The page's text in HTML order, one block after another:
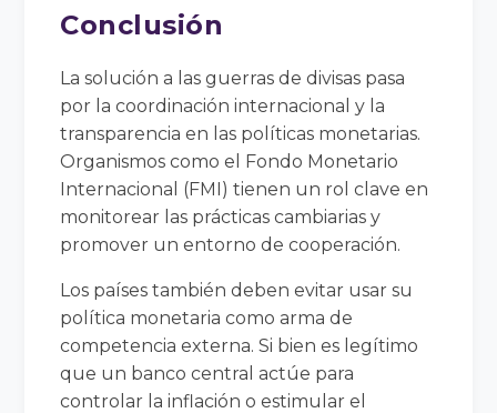
Conclusión
La solución a las guerras de divisas pasa
por la coordinación internacional y la
transparencia en las políticas monetarias.
Organismos como el Fondo Monetario
Internacional (FMI) tienen un rol clave en
monitorear las prácticas cambiarias y
promover un entorno de cooperación.
Los países también deben evitar usar su
política monetaria como arma de
competencia externa. Si bien es legítimo
que un banco central actúe para
controlar la inflación o estimular el